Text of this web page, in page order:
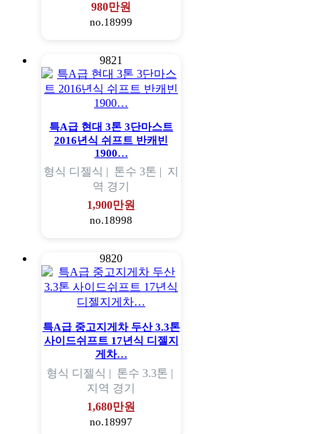
980만원
no.18999
9821
특A급 현대 3톤 3단마스트
2016년식 쉬프트 반캐빈
1900…
형식 디젤식 | 톤수 3톤 | 지
역 경기
1,900만원
no.18998
9820
특A급 중고지게차 두산 3.3톤
사이드쉬프트 17년식 디젤지
게차…
형식 디젤식 | 톤수 3.3톤 |
지역 경기
1,680만원
no.18997